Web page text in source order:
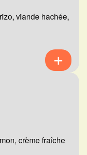
viande hachée,
crème fraîche